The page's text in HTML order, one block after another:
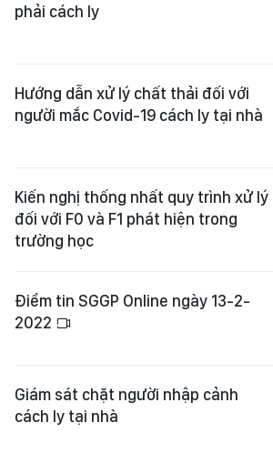
phải cách ly
Hướng dẫn xử lý chất thải đối với
người mắc Covid-19 cách ly tại nhà
Kiến nghị thống nhất quy trình xử lý
đối với F0 và F1 phát hiện trong
trường học
Điểm tin SGGP Online ngày 13-2-
2022
Giám sát chặt người nhập cảnh
cách ly tại nhà